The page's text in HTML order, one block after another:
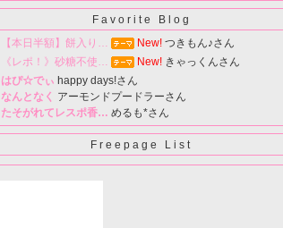
Favorite Blog
【本日半額】餅入り…
New! つきもん♪さん
《レポ！》砂糖不使…
New! きゃっくんさん
はぴ☆でぃ happy days!さん
なんとなく アーモンドプードラーさん
たそがれてレスポ香… めるも*さん
Freepage List